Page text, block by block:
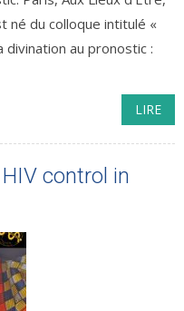
né du colloque intitulé «
au pronostic :
LIRE
control in